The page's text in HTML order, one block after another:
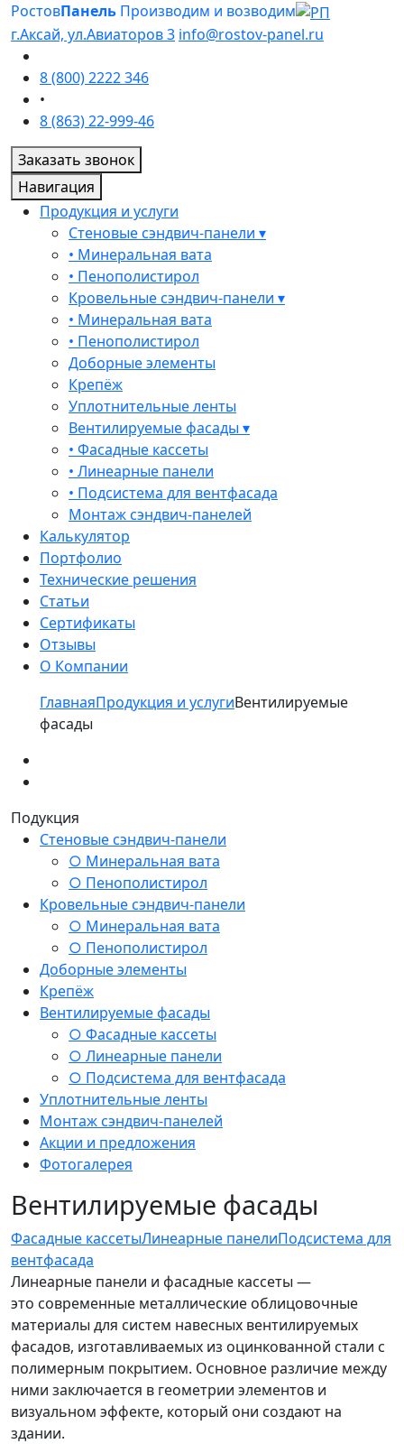
РостовПанель Производим и возводим
г.Аксай, ул.Авиаторов 3 info@rostov-panel.ru
8 (800) 2222 346
•
8 (863) 22-999-46
Заказать звонок
Навигация
Продукция и услуги
Стеновые сэндвич-панели ▾
• Минеральная вата
• Пенополистирол
Кровельные сэндвич-панели ▾
• Минеральная вата
• Пенополистирол
Доборные элементы
Крепёж
Уплотнительные ленты
Вентилируемые фасады ▾
• Фасадные кассеты
• Линеарные панели
• Подсистема для вентфасада
Монтаж сэндвич-панелей
Калькулятор
Портфолио
Технические решения
Статьи
Сертификаты
Отзывы
О Компании
ГлавнаяПродукция и услугиВентилируемые
фасады
Подукция
Стеновые сэндвич-панели
○ Минеральная вата
○ Пенополистирол
Кровельные сэндвич-панели
○ Минеральная вата
○ Пенополистирол
Доборные элементы
Крепёж
Вентилируемые фасады
○ Фасадные кассеты
○ Линеарные панели
○ Подсистема для вентфасада
Уплотнительные ленты
Монтаж сэндвич-панелей
Акции и предложения
Фотогалерея
Вентилируемые фасады
Фасадные кассетыЛинеарные панелиПодсистема для
вентфасада
Линеарные панели и фасадные кассеты —
это современные металлические облицовочные
материалы для систем навесных вентилируемых
фасадов, изготавливаемых из оцинкованной стали с
полимерным покрытием. Основное различие между
ними заключается в геометрии элементов и
визуальном эффекте, который они создают на
здании.